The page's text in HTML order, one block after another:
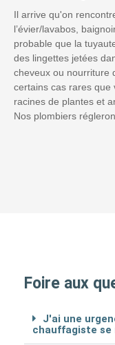
Il arrive qu'on
l’évier/lavabos,
probable que la
des lingettes jetées
cheveux ou nourriture
certains cas rares que
racines de plantes et
Nos plombiers
Foire aux
J'ai une
chauffagiste se